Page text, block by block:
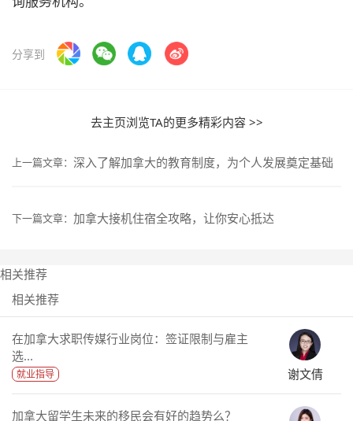
分享到
去主页浏览TA的更多精彩内容 >>
上一篇文章： 深入了解加拿大的教育制度，为个人发展奠定基础
下一篇文章： 加拿大接机住宿全攻略，让你安心抵达
相关推荐
相关推荐
在加拿大求职传媒行业岗位：签证限制与雇主
选...
就业指导 谢文倩
加拿大留学生未来的移民会有好的趋势么？